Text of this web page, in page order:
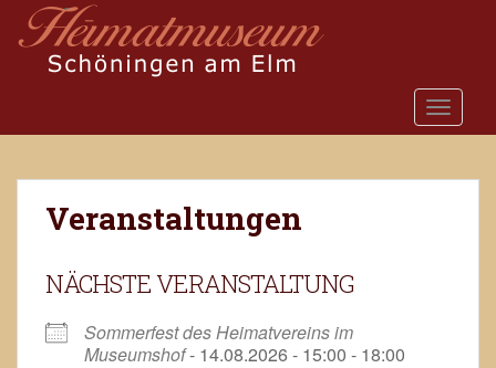
o
Veranstaltungen
NÄCHSTE VERANSTALTUNG
Sommerfest des Heimatvereins im
Museumshof- 14.08.2026 - 15:00 - 18:00